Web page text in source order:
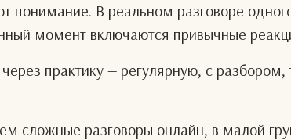
понимание. В реальном разговоре
момент включаются привычные
практику — регулярную, с
сложные разговоры онлайн, в малой